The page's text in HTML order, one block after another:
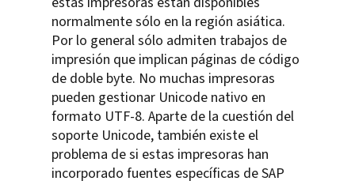
normalmente sólo en la región asiática.
Por lo general sólo admiten trabajos de
impresión que implican páginas de código
de doble byte. No muchas impresoras
pueden gestionar Unicode nativo en
formato UTF-8. Aparte de la cuestión del
soporte Unicode, también existe el
problema de si estas impresoras han
incorporado fuentes específicas de SAP